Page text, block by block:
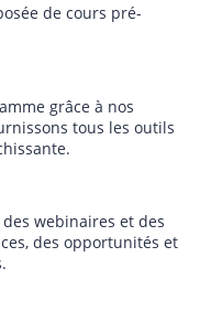
de cours pré-
grâce à nos
tous les outils
webinaires et des
des opportunités et